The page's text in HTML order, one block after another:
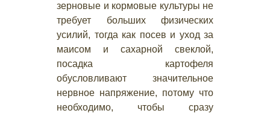
зерновые и кормовые культуры не
требует больших физических
усилий, тогда как посев и уход за
маисом и сахарной свеклой,
посадка картофеля
обусловливают значительное
нервное напряжение, потому что
необходимо, чтобы сразу